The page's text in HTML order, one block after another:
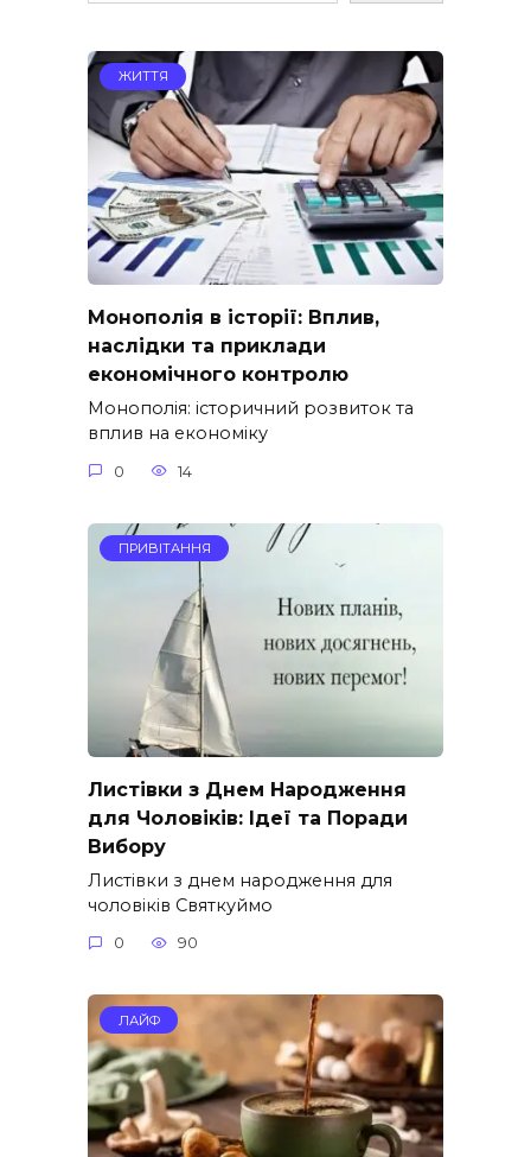
ЖИТТЯ
Монополія в історії: Вплив,
наслідки та приклади
економічного контролю
Монополія: історичний розвиток та
вплив на економіку
0 14
ПРИВІТАННЯ
Листівки з Днем Народження
для Чоловіків: Ідеї та Поради
Вибору
Листівки з днем народження для
чоловіків Святкуймо
0 90
ЛАЙФ